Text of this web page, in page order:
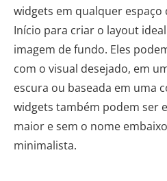
widgets em qualquer espaço
Início para criar o layout
imagem de fundo. Eles
com o visual desejado, em
escura ou baseada em uma
widgets também podem ser
maior e sem o nome
minimalista.